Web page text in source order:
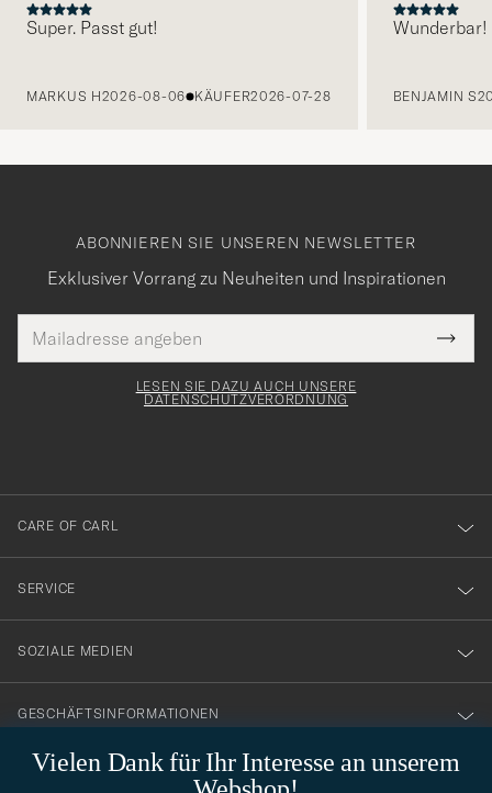
Super. Passt gut!
MARKUS H2026-08-06 KÄUFER2026-07-28
Wunderbar!
BENJAMIN S
Vielen Dank für Ihr Interesse an unserem
ABONNIEREN SIE UNSEREN NEWSLETTER
Exklusiver Vorrang zu Neuheiten und Inspirationen
Mail
Adresse
Tack
för
dig
till
vårt
nyhetsbrev!
LESEN SIE DAZU AUCH UNSERE
DATENSCHUTZVERORDNUNG
CARE OF CARL
SERVICE
SOZIALE MEDIEN
GESCHÄFTSINFORMATIONEN